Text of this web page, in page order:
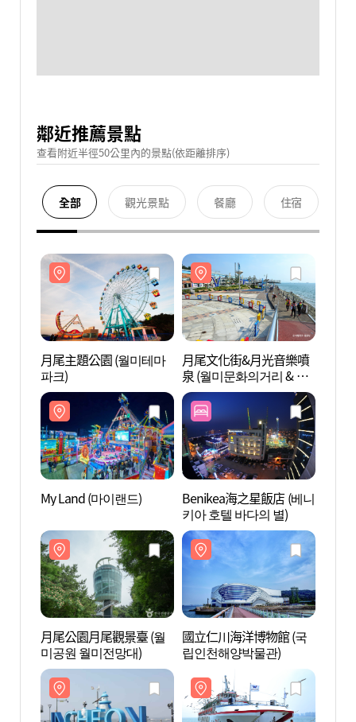
鄰近推薦景點
查看附近半徑50公里內的景點(依距離排序)
全部 觀光景點 餐廳 住宿
月尾主題公園 (월미테마
파크)
月尾文化街&月光音樂噴
泉 (월미문화의거리 & 달
빛음악분수)
My Land (마이랜드)
Benikea海之星飯店 (베니
키아 호텔 바다의 별)
月尾公園月尾觀景臺 (월
미공원 월미전망대)
國立仁川海洋博物館 (국
립인천해양박물관)